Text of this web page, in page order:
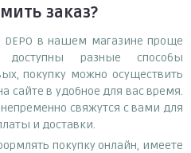
заказ?
DEPO в нашем магазине проще
доступны разные способы
покупку можно осуществить
сайте в удобное для вас время.
свяжутся с вами для
и доставки.
покупку онлайн, имеете